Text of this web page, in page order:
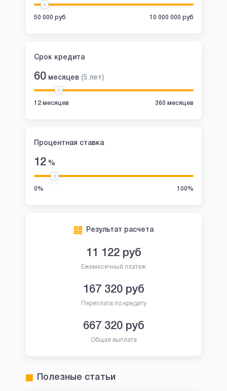
50 000 руб 10 000 000 руб
Срок кредита
60 месяцев (5 лет)
12 месяцев 360 месяцев
Процентная ставка
12%
0% 100%
Результат расчета
11 122руб
Ежемесячный платеж
167 320руб
Переплата по кредиту
667 320руб
Общая выплата
Полезные статьи